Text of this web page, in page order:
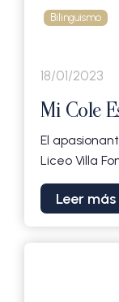
Bilinguismo
18/01/2023
Mi Cole
El
Liceo Villa
Leer más